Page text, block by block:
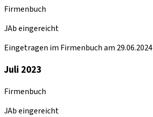
Firmenbuch
JAb eingereicht
Eingetragen im Firmenbuch am 29.06.2024
Juli 2023
Firmenbuch
JAb eingereicht